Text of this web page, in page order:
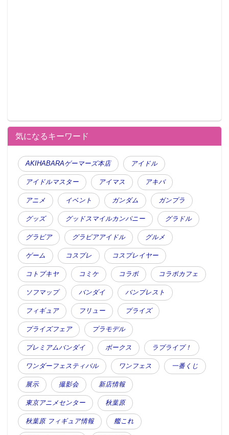
気になるキーワード
AKIHABARAゲーマーズ本店 アイドル
アイドルマスター アイマス アキバ
アニメ イベント ガンダム ガンプラ
グッズ グッドスマイルカンパニー グラドル
グラビア グラビアアイドル グルメ
ゲーム コスプレ コスプレイヤー
コトブキヤ コミケ コラボ コラボカフェ
ソフマップ バンダイ バンプレスト
フィギュア フリュー プライズ
プライズフェア プラモデル
プレミアムバンダイ ボークス ラブライブ！
ワンダーフェスティバル ワンフェス 一番くじ
展示 撮影会 新店情報
東京アニメセンター 秋葉原
秋葉原 フィギュア情報 艦これ